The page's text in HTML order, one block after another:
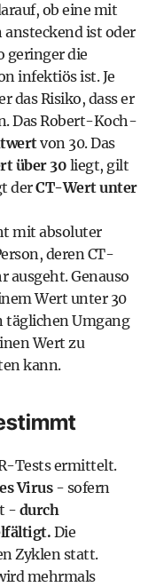
ob eine mit
ist oder
geringer die
infektiös ist. Je
das Risiko, dass er
DasRobert-Koch-
von 30. Das
über 30 liegt, gilt
derCT-Wert unter
mit absoluter
deren CT-
ausgeht. Genauso
Wert unter 30
täglichen Umgang
Wert zu
kann.
Tests ermittelt.
Virus- sofern
- durch
Die
Zyklen statt.
mehrmals